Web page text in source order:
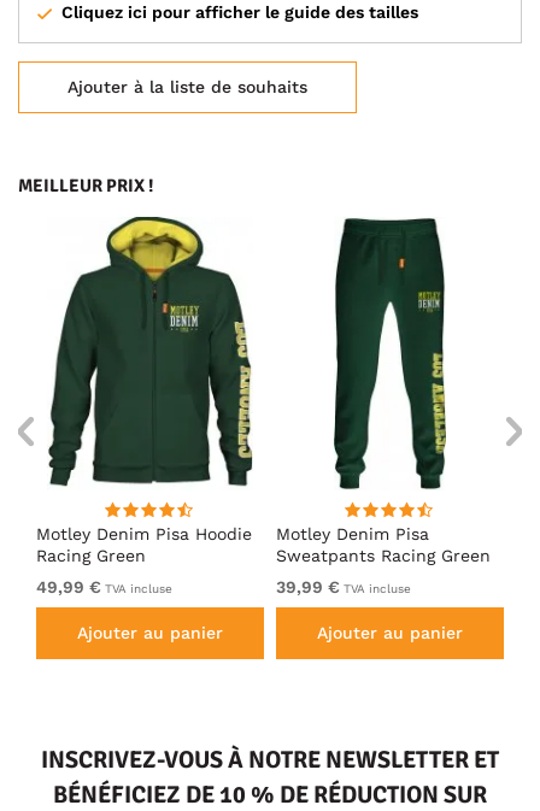
Cliquez ici pour afficher le guide des tailles
Ajouter à la liste de souhaits
MEILLEUR PRIX !
Motley Denim Pisa Hoodie
Racing Green
49,99 € TVA incluse
Ajouter au panier
Motley Denim Pisa
Sweatpants Racing Green
39,99 € TVA incluse
Ajouter au panier
INSCRIVEZ-VOUS À NOTRE NEWSLETTER ET
BÉNÉFICIEZ DE 10 % DE RÉDUCTION SUR